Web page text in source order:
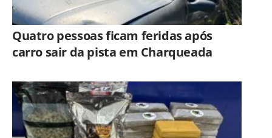
Quatro pessoas ficam feridas após
carro sair da pista em Charqueada